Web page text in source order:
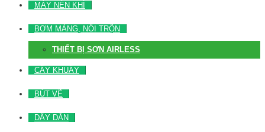
MÁY NÉN KHÍ
BƠM MÀNG, NỒI TRỘN
THIẾT BỊ SƠN AIRLESS
CÂY KHUẤY
BÚT VẼ
DÂY DẪN